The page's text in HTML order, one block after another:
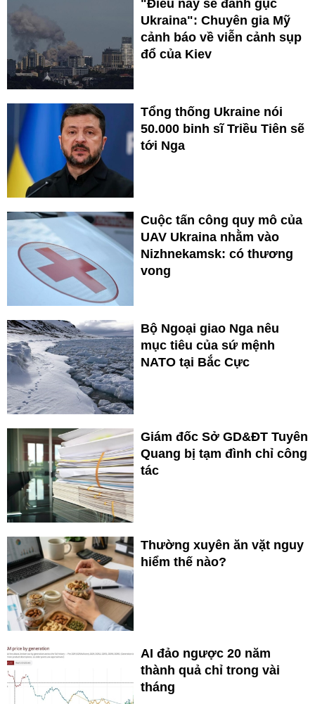
"Điều này sẽ đánh gục
Ukraina": Chuyên gia Mỹ
cảnh báo về viễn cảnh sụp
đổ của Kiev
Tổng thống Ukraine nói
50.000 binh sĩ Triều Tiên sẽ
tới Nga
Cuộc tấn công quy mô của
UAV Ukraina nhằm vào
Nizhnekamsk: có thương
vong
Bộ Ngoại giao Nga nêu
mục tiêu của sứ mệnh
NATO tại Bắc Cực
Giám đốc Sở GD&ĐT Tuyên
Quang bị tạm đình chỉ công
tác
Thường xuyên ăn vặt nguy
hiểm thế nào?
AI đảo ngược 20 năm
thành quả chỉ trong vài
tháng